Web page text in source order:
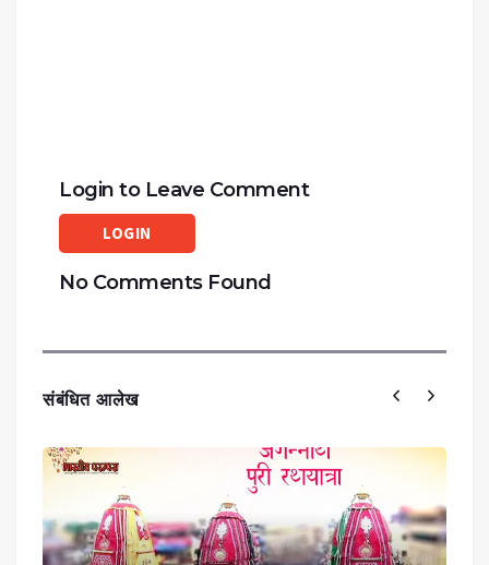
Login to Leave Comment
LOGIN
No Comments Found
संबंधित आलेख